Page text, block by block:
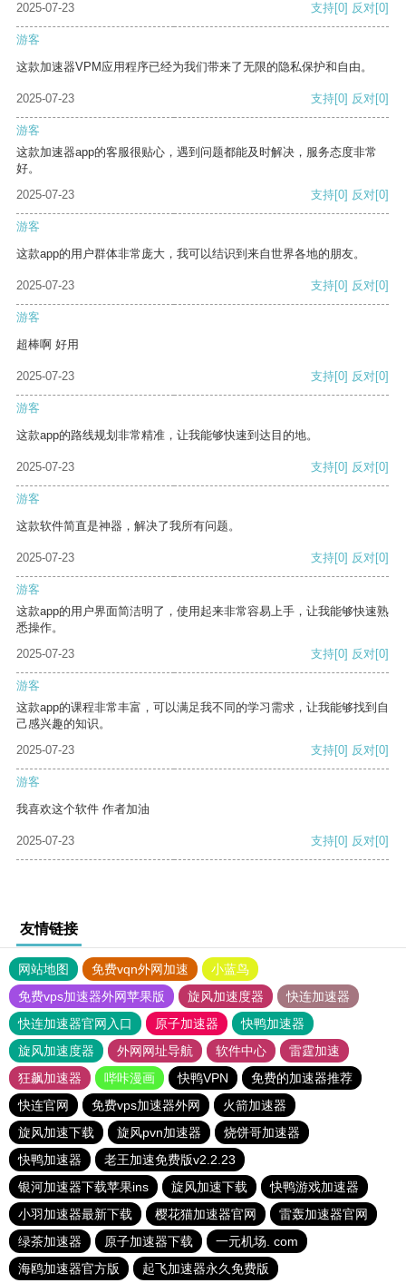
2025-07-23
支持[0] 反对[0]
游客
这款加速器VPM应用程序已经为我们带来了无限的隐私保护和自由。
2025-07-23 支持[0] 反对[0]
游客
这款加速器app的客服很贴心，遇到问题都能及时解决，服务态度非常
好。
2025-07-23
支持[0] 反对[0]
游客
这款app的用户群体非常庞大，我可以结识到来自世界各地的朋友。
2025-07-23 支持[0] 反对[0]
游客
超棒啊 好用
2025-07-23 支持[0] 反对[0]
游客
这款app的路线规划非常精准，让我能够快速到达目的地。
2025-07-23 支持[0] 反对[0]
游客
这款软件简直是神器，解决了我所有问题。
2025-07-23 支持[0] 反对[0]
游客
这款app的用户界面简洁明了，使用起来非常容易上手，让我能够快速熟
悉操作。
2025-07-23
支持[0] 反对[0]
游客
这款app的课程非常丰富，可以满足我不同的学习需求，让我能够找到自
己感兴趣的知识。
2025-07-23
支持[0] 反对[0]
游客
我喜欢这个软件 作者加油
2025-07-23 支持[0] 反对[0]
友情链接
网站地图 免费vqn外网加速
小蓝鸟
免费vps加速器外网苹果版
旋风加速度器
快连加速器
快连加速器官网入口
原子加速器
快鸭加速器
旋风加速度器
外网网址导航 软件中心
雷霆加速
狂飙加速器
哔咔漫画 快鸭VPN
免费的加速器推荐
快连官网
免费vps加速器外网
火箭加速器
旋风加速下载
旋风pvn加速器
烧饼哥加速器
快鸭加速器
老王加速免费版v2.2.23
银河加速器下载苹果ins
旋风加速下载
快鸭游戏加速器
小羽加速器最新下载
樱花猫加速器官网
雷轰加速器官网
绿茶加速器
原子加速器下载
一元机场. com
海鸥加速器官方版
起飞加速器永久免费版